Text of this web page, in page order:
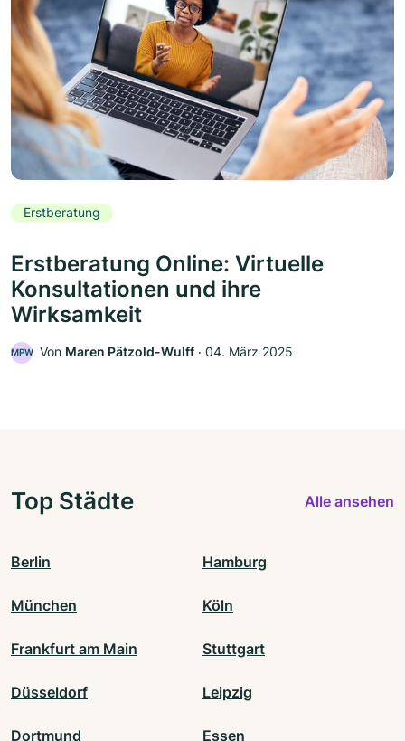
Erstberatung
Erstberatung Online: Virtuelle
Konsultationen und ihre
Wirksamkeit
MPW Von Maren Pätzold-Wulff ‧ 04. März 2025
Top Städte Alle ansehen
Berlin Hamburg
München Köln
Frankfurt am Main Stuttgart
Düsseldorf Leipzig
Dortmund Essen